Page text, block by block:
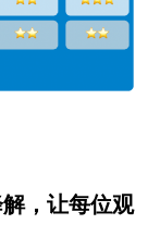
，让每位观